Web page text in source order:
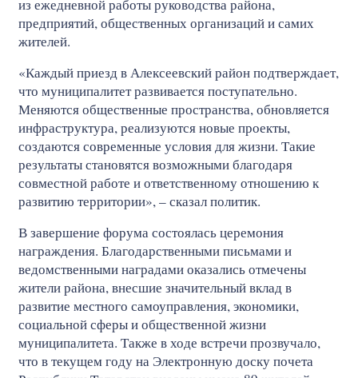
из ежедневной работы руководства района,
предприятий, общественных организаций и самих
жителей.
«Каждый приезд в Алексеевский район подтверждает,
что муниципалитет развивается поступательно.
Меняются общественные пространства, обновляется
инфраструктура, реализуются новые проекты,
создаются современные условия для жизни. Такие
результаты становятся возможными благодаря
совместной работе и ответственному отношению к
развитию территории», – сказал политик.
В завершение форума состоялась церемония
награждения. Благодарственными письмами и
ведомственными наградами оказались отмечены
жители района, внесшие значительный вклад в
развитие местного самоуправления, экономики,
социальной сферы и общественной жизни
муниципалитета. Также в ходе встречи прозвучало,
что в текущем году на Электронную доску почета